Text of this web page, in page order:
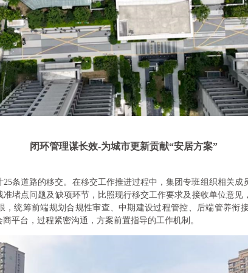
闭环管理谋长效-为城市更新贡献“安居方案”
条道路的移交。在移交工作推进过程中，集团专班组织相关成
堵点问题及缺项环节，比照现行移交工作要求及接收单位意见
，统筹前端规划合规性审查、中期建设过程管控、后端管养衔
平台，过程紧密沟通，方案前置指导的工作机制。